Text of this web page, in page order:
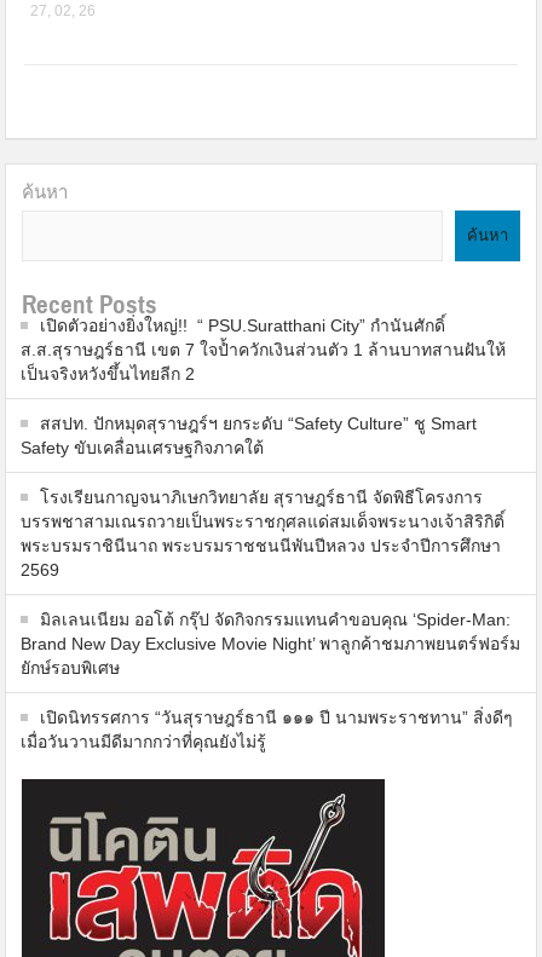
27, 02, 26
ค้นหา
ค้นหา
Recent Posts
เปิดตัวอย่างยิ่งใหญ่!! “ PSU.Suratthani City” กำนันศักดิ์
ส.ส.สุราษฎร์ธานี เขต 7 ใจป้ำควักเงินส่วนตัว 1 ล้านบาทสานฝันให้
เป็นจริงหวังขึ้นไทยลีก 2
สสปท. ปักหมุดสุราษฎร์ฯ ยกระดับ “Safety Culture” ชู Smart
Safety ขับเคลื่อนเศรษฐกิจภาคใต้
โรงเรียนกาญจนาภิเษกวิทยาลัย สุราษฎร์ธานี จัดพิธีโครงการ
บรรพชาสามเณรถวายเป็นพระราชกุศลแด่สมเด็จพระนางเจ้าสิริกิติ์
พระบรมราชินีนาถ พระบรมราชชนนีพันปีหลวง ประจำปีการศึกษา
2569
มิลเลนเนียม ออโต้ กรุ๊ป จัดกิจกรรมแทนคำขอบคุณ ‘Spider-Man:
Brand New Day Exclusive Movie Night’ พาลูกค้าชมภาพยนตร์ฟอร์ม
ยักษ์รอบพิเศษ
เปิดนิทรรศการ “วันสุราษฎร์ธานี ๑๑๑ ปี นามพระราชทาน” สิ่งดีๆ
เมื่อวันวานมีดีมากกว่าที่คุณยังไม่รู้